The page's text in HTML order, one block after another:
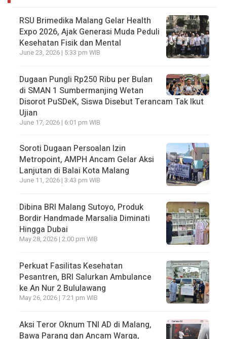
RSU Brimedika Malang Gelar Health
Expo 2026, Ajak Generasi Muda Peduli
Kesehatan Fisik dan Mental
June 23, 2026 | 5:33 pm WIB
Dugaan Pungli Rp250 Ribu per Bulan
di SMAN 1 Sumbermanjing Wetan
Disorot PuSDeK, Siswa Disebut Terancam Tak Ikut
Ujian
June 17, 2026 | 6:01 pm WIB
Soroti Dugaan Persoalan Izin
Metropoint, AMPH Ancam Gelar Aksi
Lanjutan di Balai Kota Malang
June 11, 2026 | 3:43 pm WIB
Dibina BRI Malang Sutoyo, Produk
Bordir Handmade Marsalia Diminati
Hingga Dubai
May 28, 2026 | 2:00 pm WIB
Perkuat Fasilitas Kesehatan
Pesantren, BRI Salurkan Ambulance
ke An Nur 2 Bululawang
May 26, 2026 | 7:21 pm WIB
Aksi Teror Oknum TNI AD di Malang,
Bawa Parang dan Ancam Warga,